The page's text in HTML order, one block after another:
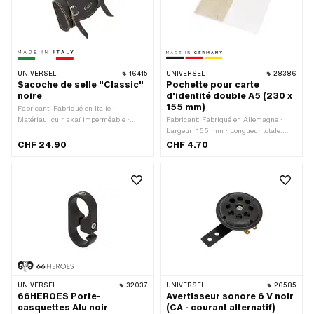
UNIVERSEL 16415
Sacoche de selle "Classic"
noire
Fabricant: Fabriqué en Italie ·
Matériau: cuir skaï imperméable ·
mm · Nombre de points de fixation: 2
CHF 24.90
UNIVERSEL 28386
Pochette pour carte
d'identité double A5 (230 x
155 mm)
Fabricant: Fabriqué en Allemagne ·
Largeur: 155 mm · Longueur totale:
230 mm · Format DIN: A5
CHF 4.70
UNIVERSEL 32037
66HEROES Porte-
casquettes Alu noir
UNIVERSEL 26585
Avertisseur sonore 6 V noir
(CA - courant alternatif)